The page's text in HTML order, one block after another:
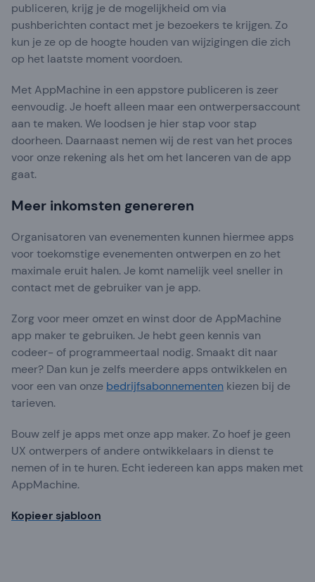
publiceren, krijg je de mogelijkheid om via
pushberichten contact met je bezoekers te krijgen. Zo
kun je ze op de hoogte houden van wijzigingen die zich
op het laatste moment voordoen.
Met AppMachine in een appstore publiceren is zeer
eenvoudig. Je hoeft alleen maar een ontwerpersaccount
aan te maken. We loodsen je hier stap voor stap
doorheen. Daarnaast nemen wij de rest van het proces
voor onze rekening als het om het lanceren van de app
gaat.
Meer inkomsten genereren
Organisatoren van evenementen kunnen hiermee apps
voor toekomstige evenementen ontwerpen en zo het
maximale eruit halen. Je komt namelijk veel sneller in
contact met de gebruiker van je app.
Zorg voor meer omzet en winst door de AppMachine
app maker te gebruiken. Je hebt geen kennis van
codeer- of programmeertaal nodig. Smaakt dit naar
meer? Dan kun je zelfs meerdere apps ontwikkelen en
voor een van onze bedrijfsabonnementen kiezen bij de
tarieven.
Bouw zelf je apps met onze app maker. Zo hoef je geen
UX ontwerpers of andere ontwikkelaars in dienst te
nemen of in te huren. Echt iedereen kan apps maken met
AppMachine.
Kopieer sjabloon